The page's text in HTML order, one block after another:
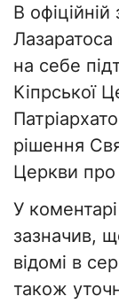
В
на себе
Кіпрської
рішення
Церкви про
У
зазначив,
відомі в
також